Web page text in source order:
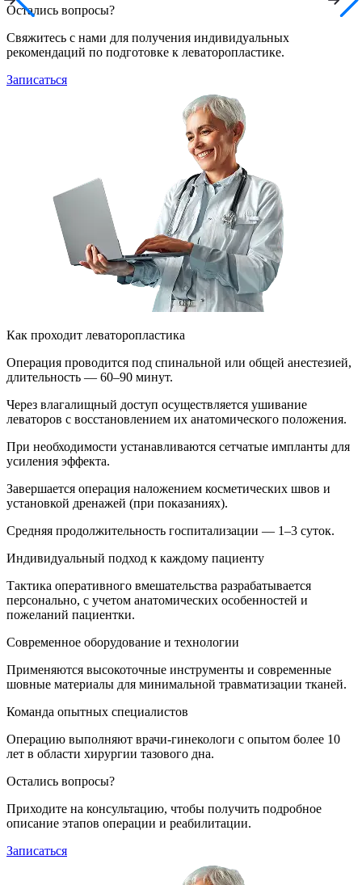
Остались вопросы?
Свяжитесь с нами для получения индивидуальных
рекомендаций по подготовке к леваторопластике.
Записаться
Как проходит леваторопластика
Операция проводится под спинальной или общей анестезией,
длительность — 60–90 минут.
Через влагалищный доступ осуществляется ушивание
леваторов с восстановлением их анатомического положения.
При необходимости устанавливаются сетчатые импланты для
усиления эффекта.
Завершается операция наложением косметических швов и
установкой дренажей (при показаниях).
Средняя продолжительность госпитализации — 1–3 суток.
Индивидуальный подход к каждому пациенту
Тактика оперативного вмешательства разрабатывается
персонально, с учетом анатомических особенностей и
пожеланий пациентки.
Современное оборудование и технологии
Применяются высокоточные инструменты и современные
шовные материалы для минимальной травматизации тканей.
Команда опытных специалистов
Операцию выполняют врачи-гинекологи с опытом более 10
лет в области хирургии тазового дна.
Остались вопросы?
Приходите на консультацию, чтобы получить подробное
описание этапов операции и реабилитации.
Записаться